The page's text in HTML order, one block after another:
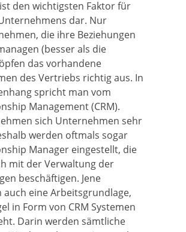
den wichtigsten Faktor für
dar. Nur
die ihre Beziehungen
(besser als die
das vorhandene
des Vertriebs richtig aus. In
spricht man vom
Management (CRM).
sich Unternehmen sehr
werden oftmals sogar
Manager eingestellt, die
mit der Verwaltung der
beschäftigen. Jene
eine Arbeitsgrundlage,
in Form von CRM Systemen
Darin werden sämtliche